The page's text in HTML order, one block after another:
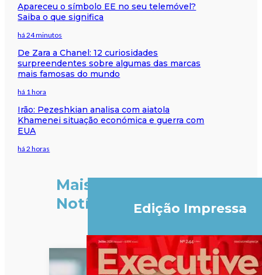
Apareceu o símbolo EE no seu telemóvel?
Saiba o que significa
há 24 minutos
De Zara a Chanel: 12 curiosidades
surpreendentes sobre algumas das marcas
mais famosas do mundo
há 1 hora
Irão: Pezeshkian analisa com aiatola
Khamenei situação económica e guerra com
EUA
há 2 horas
Mais
Notícias
Edição Impressa